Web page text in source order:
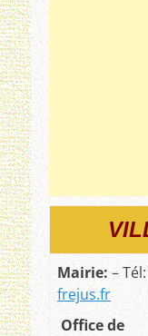
Mairie:–
frejus.fr
Office de